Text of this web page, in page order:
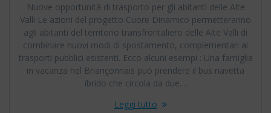
Nuove opportunità di trasporto per gli abitanti delle Alte
Valli Le azioni del progetto Cuore Dinamico permetteranno
agli abitanti del territorio transfrontaliero delle Alte Valli di
combinare nuovi modi di spostamento, complementari ai
trasporti pubblici esistenti. Ecco alcuni esempi : Una famiglia
in vacanza nel Briançonnais può prendere il bus navetta
ibrido che circola da due…
Leggi tutto